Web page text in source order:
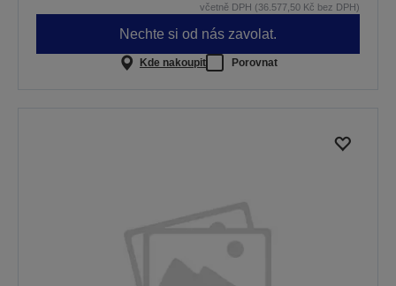
včetně DPH (36.577,50 Kč bez DPH)
Nechte si od nás zavolat.
Kde nakoupit Porovnat